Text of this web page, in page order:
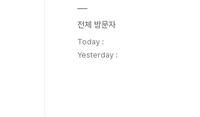
전체 방문자
Today :
Yesterday :